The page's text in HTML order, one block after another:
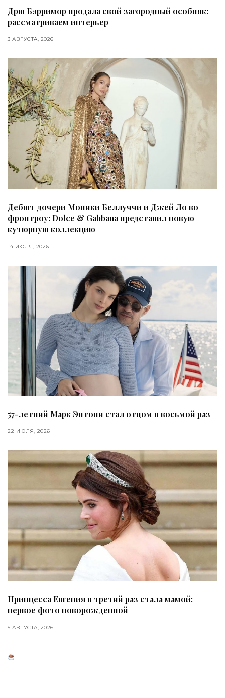
Дрю Бэрримор продала свой загородный особняк:
рассматриваем интерьер
3 АВГУСТА, 2026
Дебют дочери Моники Беллуччи и Джей Ло во
фронтроу: Dolce & Gabbana представил новую
кутюрную коллекцию
14 ИЮЛЯ, 2026
57-летний Марк Энтони стал отцом в восьмой раз
22 ИЮЛЯ, 2026
Принцесса Евгения в третий раз стала мамой:
первое фото новорожденной
5 АВГУСТА, 2026